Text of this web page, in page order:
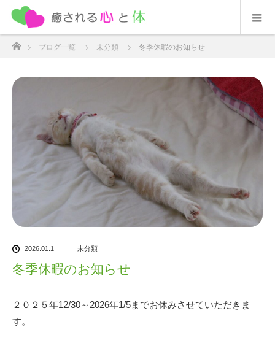
ブログ一覧 未分類 冬季休暇のお知らせ
2026.01.1 未分類
冬季休暇のお知らせ
２０２５年12/30～2026年1/5までお休みさせていただきま
す。